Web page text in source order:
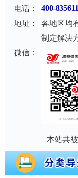
电话： 400-
地址：
各地区均
制定解决
微信：
本站共